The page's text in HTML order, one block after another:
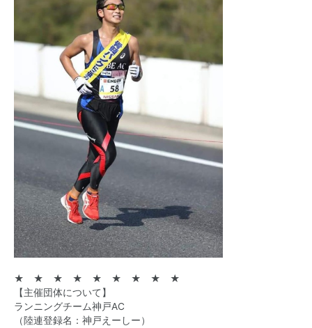
★ ★ ★ ★ ★ ★ ★ ★ ★
【主催団体について】
ランニングチーム神戸AC
（陸連登録名：神戸えーしー）